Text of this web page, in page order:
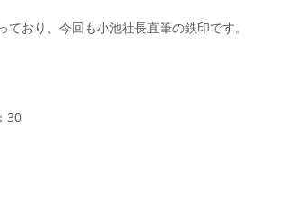
おり、今回も小池社長直筆の鉄印です。
30